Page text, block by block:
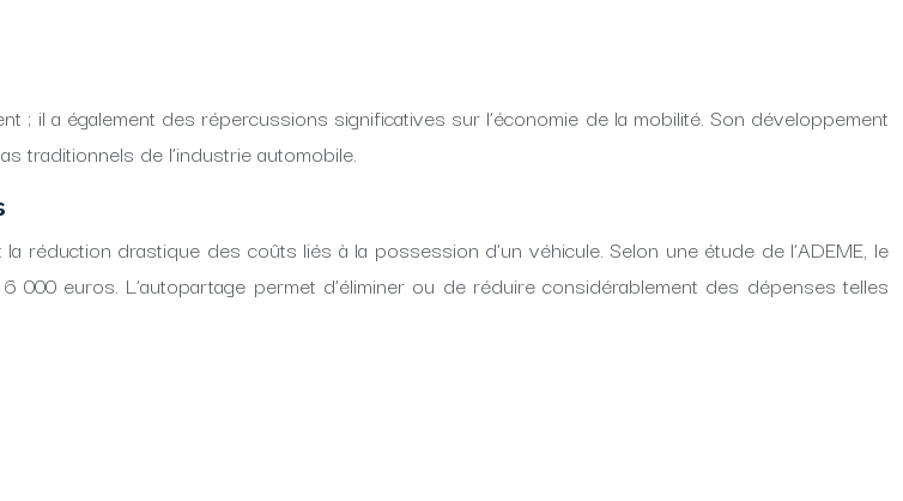
il a également des répercussions significatives sur l’économie de la mobilité. Son développement
traditionnels de l’industrie automobile.
réduction drastique des coûts liés à la possession d’un véhicule. Selon une étude de l’ADEME, le
euros. L’autopartage permet d’éliminer ou de réduire considérablement des dépenses telles